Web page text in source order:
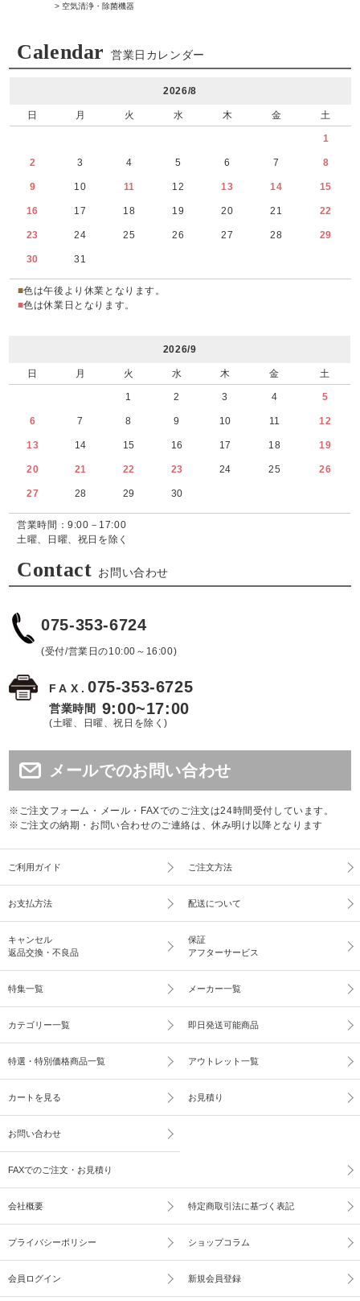
> 空気清浄・除菌機器
Calendar 営業日カレンダー
2026/8
日 月 火 水 木 金 土
1
2 3 4 5 6 7 8
9 10 11 12 13 14 15
16 17 18 19 20 21 22
23 24 25 26 27 28 29
30 31
■色は午後より休業となります。
■色は休業日となります。
2026/9
日 月 火 水 木 金 土
1 2 3 4 5
6 7 8 9 10 11 12
13 14 15 16 17 18 19
20 21 22 23 24 25 26
27 28 29 30
営業時間：9:00－17:00
土曜、日曜、祝日を除く
Contact お問い合わせ
075-353-6724
(受付/営業日の10:00～16:00)
FAX.075-353-6725
営業時間 9:00~17:00
(土曜、日曜、祝日を除く)
メールでのお問い合わせ
※ご注文フォーム・メール・FAXでのご注文は24時間受付しています。
※ご注文の納期・お問い合わせのご連絡は、休み明け以降となります
ご利用ガイド ご注文方法
お支払方法 配送について
キャンセル
返品交換・不良品
保証
アフターサービス
特集一覧 メーカー一覧
カテゴリー一覧 即日発送可能商品
特選・特別価格商品一覧 アウトレット一覧
カートを見る お見積り
お問い合わせ
FAXでのご注文・お見積り
会社概要 特定商取引法に基づく表記
プライバシーポリシー ショップコラム
会員ログイン 新規会員登録